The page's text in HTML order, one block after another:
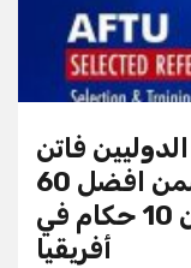
فاتن
الدريدي وانور الجلاصي ضمن افضل 60
حكم في العالم ومن بين 10 حكام في
أفريقيا